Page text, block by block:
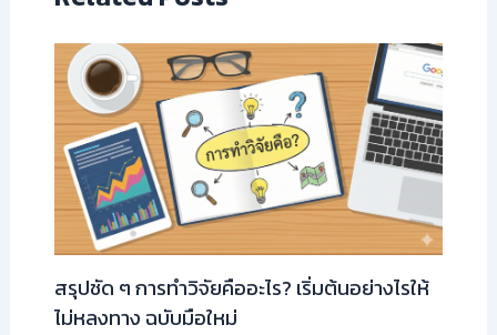
สรุปชัด ๆ การทำวิจัยคืออะไร? เริ่มต้นอย่างไรให้
ไม่หลงทาง ฉบับมือใหม่